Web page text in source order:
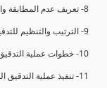
8- تعريف عدم المطابقة والملاحظات.
9- الترتيب والتنظيم للتدقيق الداخلي.
10- خطوات عملية التدقيق الداخلي.
11- تنفيذ عملية التدقيق الداخلي والاجتماع الافتتاحي.